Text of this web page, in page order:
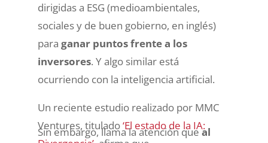
dirigidas a ESG (medioambientales,
sociales y de buen gobierno, en inglés)
para ganar puntos frente a los
inversores. Y algo similar está
ocurriendo con la inteligencia artificial.
Un reciente estudio realizado por MMC
Ventures, titulado‘El estado de la IA:
Sin embargo, llama la atención queal